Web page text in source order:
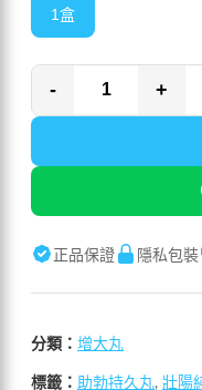
1盒
- +
正品保證 隱私包裝
分類： 增大丸
標籤： 助勃持久丸, 壯陽